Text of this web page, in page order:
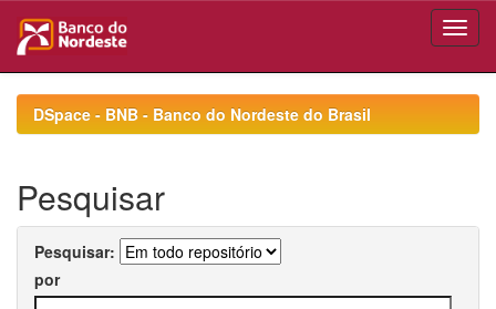
navigationDSpace - BNB - Banco do Nordeste do Brasil
Pesquisar
Pesquisar:
por